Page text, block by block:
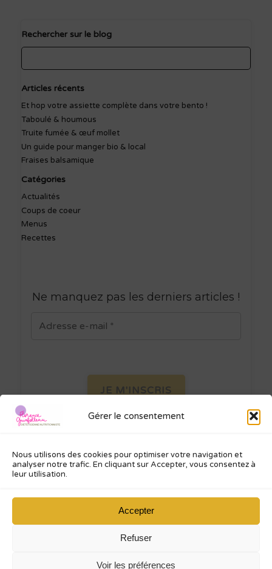
Gérer le consentement
Nous utilisons des cookies pour optimiser votre navigation et
analyser notre trafic. En cliquant sur Accepter, vous consentez à
leur utilisation.
Accepter
Refuser
Voir les préférences
Rechercher sur le blog
Articles récents
Et hop votre assiette complète dans votre bento !
Taboulé & houmous
Truite fumée & œuf mollet
Un guide pour manger bio & local
Fraises balsamique
Catégories
Actualités
Coups de coeur
Menus
Recettes
Ne manquez pas les derniers articles !
Je ne spamme pas ! Consultez ma
d’informations.
Diététicienne Nutritionniste
Mentions légales Politique de confidentialité